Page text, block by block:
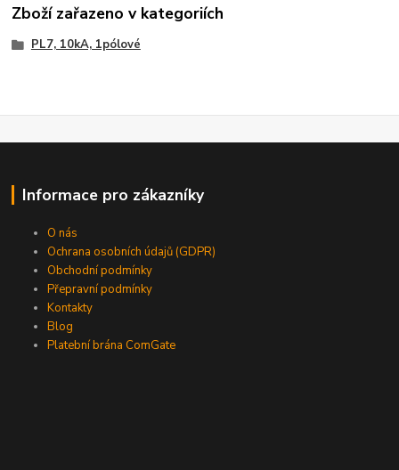
Zboží zařazeno v kategoriích
PL7, 10kA, 1pólové
Informace pro zákazníky
O nás
Ochrana osobních údajů (GDPR)
Obchodní podmínky
Přepravní podmínky
Kontakty
Blog
Platební brána ComGate